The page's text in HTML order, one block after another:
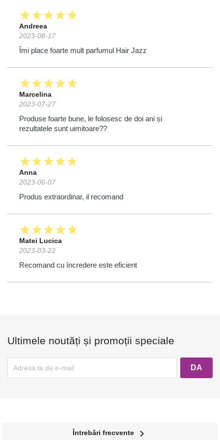
starstarstarstarstar
Andreea
2023-08-17
Îmi place foarte mult parfumul Hair Jazz
starstarstarstarstar
Marcelina
2023-07-27
Produse foarte bune, le folosesc de doi ani și
rezultatele sunt uimitoare??
starstarstarstarstar
Anna
2023-06-07
Produs extraordinar, il recomand
starstarstarstarstar
Matei Lucica
2023-03-22
Recomand cu încredere este eficient
Ultimele noutăți și promoții speciale
Întrebări frecvente navigate_next